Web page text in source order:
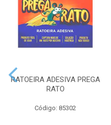
RATOEIRA ADESIVA PREGA
RATO
Código: 85302